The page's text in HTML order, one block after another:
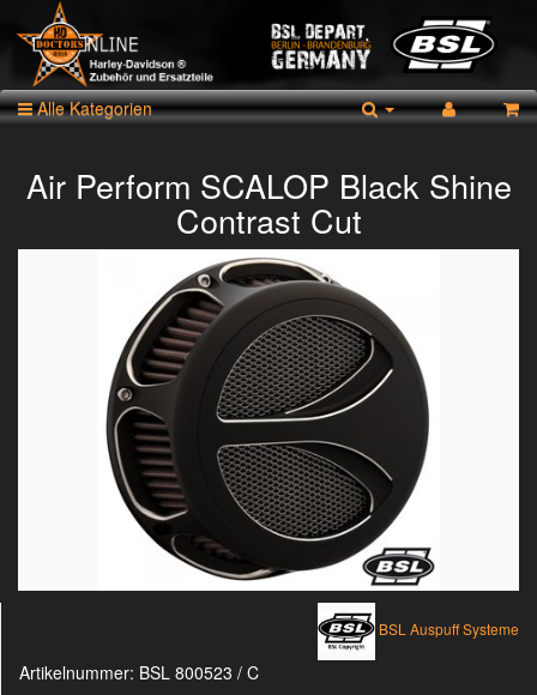
Alle Kategorien
Air Perform SCALOP Black Shine
Contrast Cut
BSL Auspuff Systeme
Artikelnummer: BSL 800523 / C